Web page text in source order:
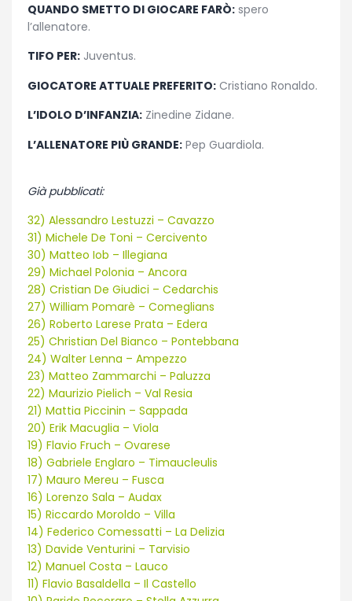
QUANDO SMETTO DI GIOCARE FARÒ: spero
l’allenatore.
TIFO PER: Juventus.
GIOCATORE ATTUALE PREFERITO: Cristiano Ronaldo.
L’IDOLO D’INFANZIA: Zinedine Zidane.
L’ALLENATORE PIÙ GRANDE: Pep Guardiola.
Già pubblicati:
32) Alessandro Lestuzzi – Cavazzo
31) Michele De Toni – Cercivento
30) Matteo Iob – Illegiana
29) Michael Polonia – Ancora
28) Cristian De Giudici – Cedarchis
27) William Pomarè – Comeglians
26) Roberto Larese Prata – Edera
25) Christian Del Bianco – Pontebbana
24) Walter Lenna – Ampezzo
23) Matteo Zammarchi – Paluzza
22) Maurizio Pielich – Val Resia
21) Mattia Piccinin – Sappada
20) Erik Macuglia – Viola
19) Flavio Fruch – Ovarese
18) Gabriele Englaro – Timaucleulis
17) Mauro Mereu – Fusca
16) Lorenzo Sala – Audax
15) Riccardo Moroldo – Villa
14) Federico Comessatti – La Delizia
13) Davide Venturini – Tarvisio
12) Manuel Costa – Lauco
11) Flavio Basaldella – Il Castello